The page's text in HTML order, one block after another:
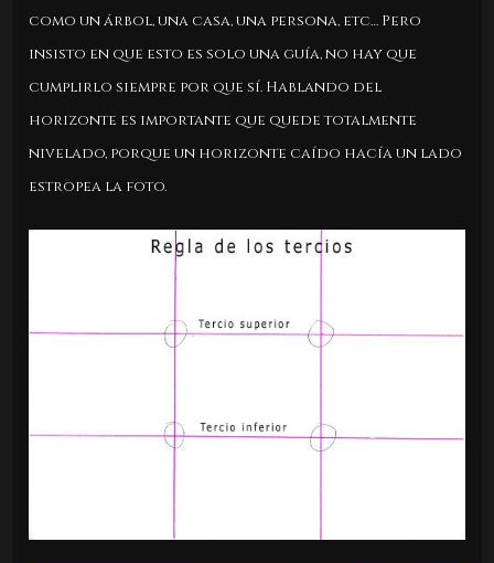
como un árbol, una casa, una persona, etc… Pero
insisto en que esto es solo una guía, no hay que
cumplirlo siempre por que sí. Hablando del
horizonte es importante que quede totalmente
nivelado, porque un horizonte caído hacía un lado
estropea la foto.